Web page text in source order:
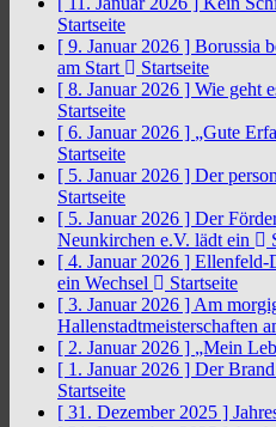
Startseite
[ 9. Januar 2026 ] Borussia
am Start
Startseite
[ 8. Januar 2026 ] Wie geht
Startseite
[ 6. Januar 2026 ] „Gute
Startseite
[ 5. Januar 2026 ] Der
Startseite
[ 5. Januar 2026 ] Der
Neunkirchen e.V. lädt ein
[ 4. Januar 2026 ] Ellenfeld-
ein Wechsel
Startseite
[ 3. Januar 2026 ] Am
Hallenstadtmeisterschaften
[ 2. Januar 2026 ] „Mein
[ 1. Januar 2026 ] Der
Startseite
[ 31. Dezember 2025 ]